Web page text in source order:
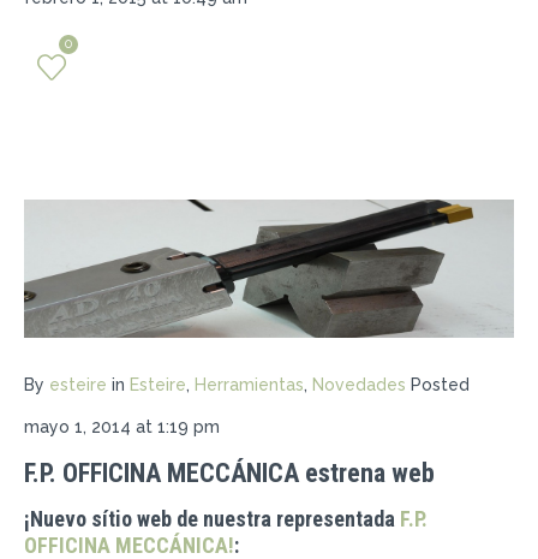
0
By esteire in Esteire, Herramientas, Novedades Posted
mayo 1, 2014 at 1:19 pm
F.P. OFFICINA MECCÁNICA estrena web
¡Nuevo sítio web de nuestra representada F.P.
OFFICINA MECCÁNICA!: